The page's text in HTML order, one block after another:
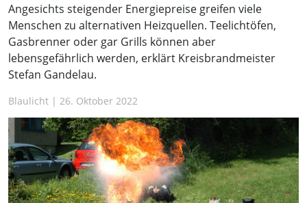
Angesichts steigender Energiepreise greifen viele
Menschen zu alternativen Heizquellen. Teelichtöfen,
Gasbrenner oder gar Grills können aber
lebensgefährlich werden, erklärt Kreisbrandmeister
Stefan Gandelau.
Blaulicht | 26. Oktober 2022